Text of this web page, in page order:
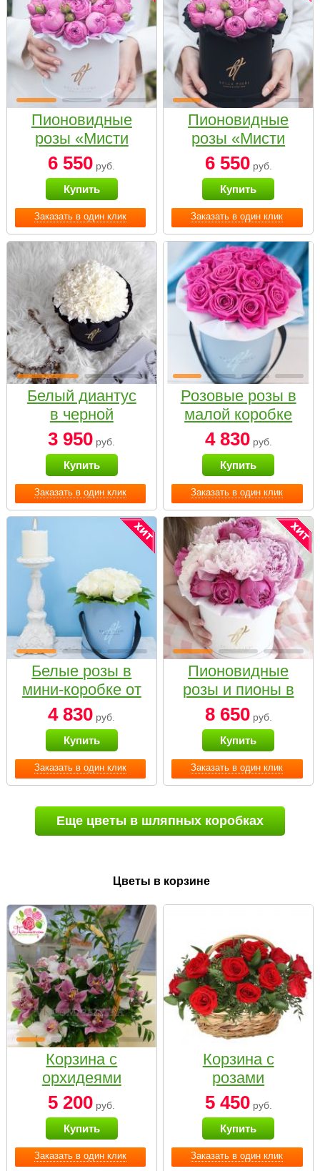
Заказать в один клик
Пионовидные
розы «Мисти
бабблс» в белой
коробке Small
6 550 руб.
Купить
Заказать в один клик
Пионовидные
розы «Мисти
бабблс» в
черной коробке
Small
6 550руб.
Купить
Заказать в один клик
Белый диантус
в черной
коробке Small
3 950 руб.
Купить
Заказать в один клик
Розовые розы в
малой коробке
4 830руб.
Купить
Заказать в один клик
Белые розы в
мини-коробке от
Bella Fiori
4 830 руб.
Купить
Заказать в один клик
Пионовидные
розы и пионы в
белой коробке
Small
8 650руб.
Купить
Еще цветы в шляпных коробках
Цветы в корзине
Заказать в один клик
Корзина с
орхидеями
малая
5 200 руб.
Купить
Заказать в один клик
Корзина с
розами
«Красный
Париж»
5 450руб.
Купить